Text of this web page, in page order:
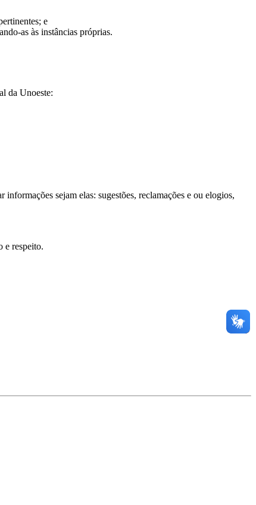
e
as às instâncias próprias.
da Unoeste:
sejam elas: sugestões, reclamações e ou elogios,
e respeito.